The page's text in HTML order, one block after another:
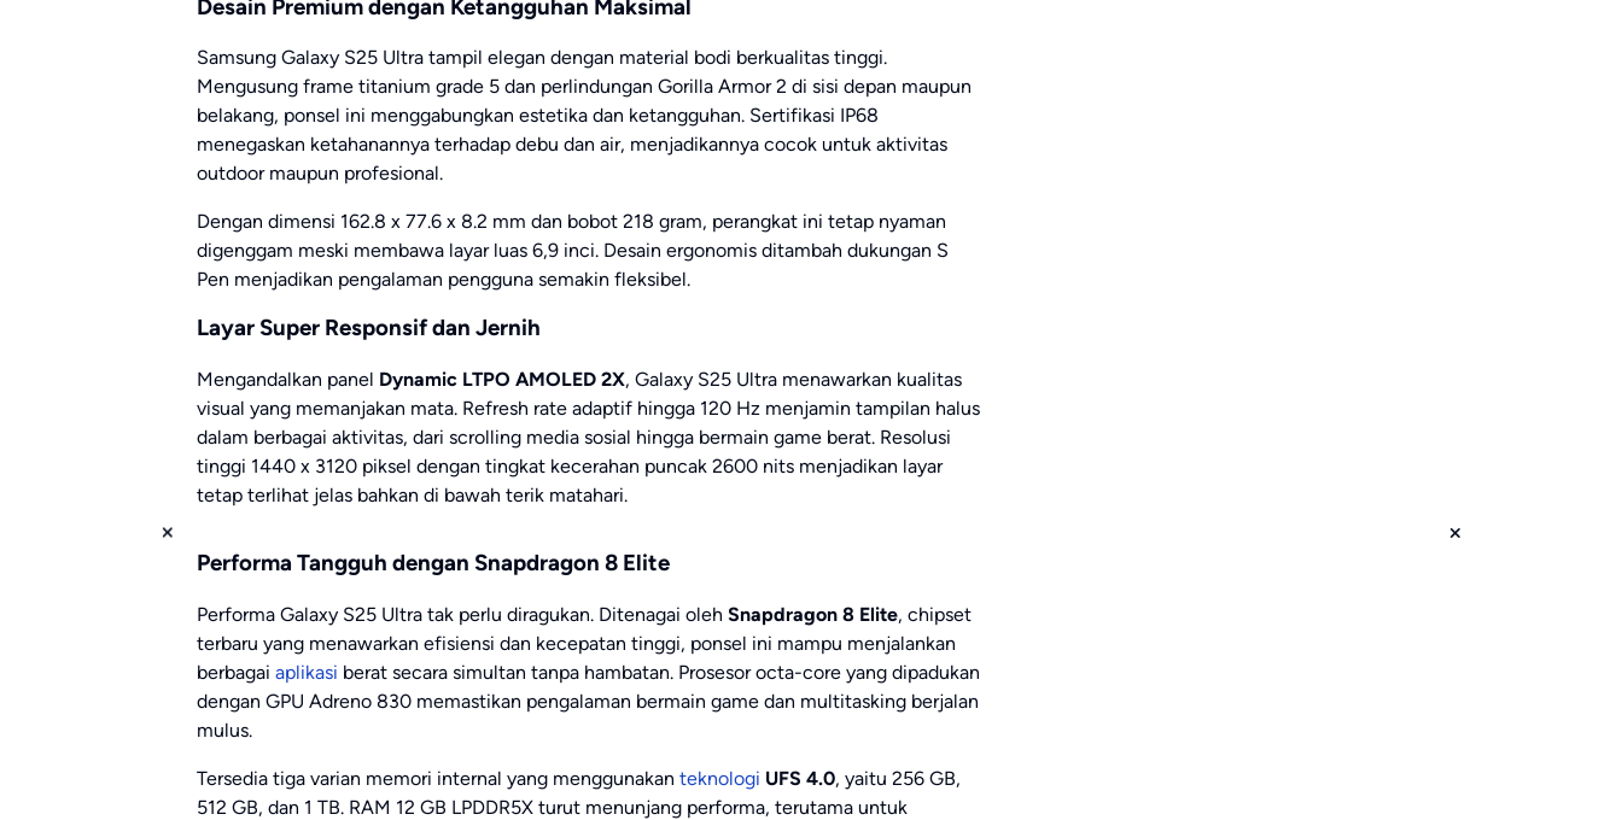
Desain Premium dengan Ketangguhan Maksimal
Samsung Galaxy S25 Ultra tampil elegan dengan material bodi berkualitas tinggi.
Mengusung frame titanium grade 5 dan perlindungan Gorilla Armor 2 di sisi depan maupun
belakang, ponsel ini menggabungkan estetika dan ketangguhan. Sertifikasi IP68
menegaskan ketahanannya terhadap debu dan air, menjadikannya cocok untuk aktivitas
outdoor maupun profesional.
Dengan dimensi 162.8 x 77.6 x 8.2 mm dan bobot 218 gram, perangkat ini tetap nyaman
digenggam meski membawa layar luas 6,9 inci. Desain ergonomis ditambah dukungan S
Pen menjadikan pengalaman pengguna semakin fleksibel.
Layar Super Responsif dan Jernih
Mengandalkan panel Dynamic LTPO AMOLED 2X, Galaxy S25 Ultra menawarkan kualitas
visual yang memanjakan mata. Refresh rate adaptif hingga 120 Hz menjamin tampilan halus
dalam berbagai aktivitas, dari scrolling media sosial hingga bermain game berat. Resolusi
tinggi 1440 x 3120 piksel dengan tingkat kecerahan puncak 2600 nits menjadikan layar
tetap terlihat jelas bahkan di bawah terik matahari.
Performa Tangguh dengan Snapdragon 8 Elite
Performa Galaxy S25 Ultra tak perlu diragukan. Ditenagai oleh Snapdragon 8 Elite, chipset
terbaru yang menawarkan efisiensi dan kecepatan tinggi, ponsel ini mampu menjalankan
berbagai aplikasi berat secara simultan tanpa hambatan. Prosesor octa-core yang dipadukan
dengan GPU Adreno 830 memastikan pengalaman bermain game dan multitasking berjalan
mulus.
Tersedia tiga varian memori internal yang menggunakan teknologi UFS 4.0, yaitu 256 GB,
512 GB, dan 1 TB. RAM 12 GB LPDDR5X turut menunjang performa, terutama untuk